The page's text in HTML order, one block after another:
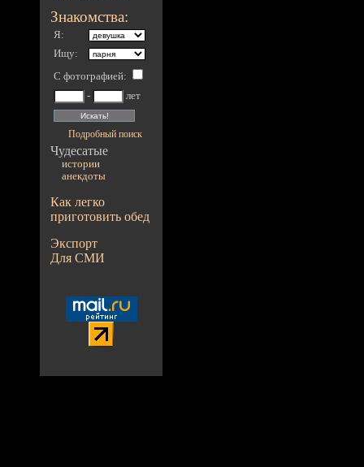
Знакомства:
Я:
Ищу:
С фотографией:
-
лет
Подробный поиск
Чудесатые
истории
анекдоты
Как легко
приготовить обед
Экспорт
Для СМИ